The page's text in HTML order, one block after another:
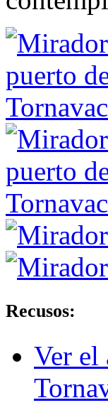
Recusos:
Ver el